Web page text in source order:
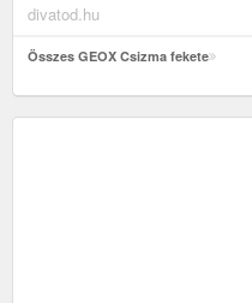
divatod.hu
Összes GEOX Csizma fekete